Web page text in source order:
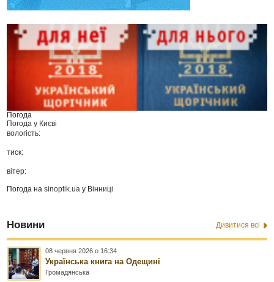
Погода
Погода у Києві
вологість:
тиск:
вітер:
Погода наsinoptik.ua у Вінниці
Новини Дивитися всі
08 червня 2026 о 16:34
Українська книга на Одещині
Громадянська